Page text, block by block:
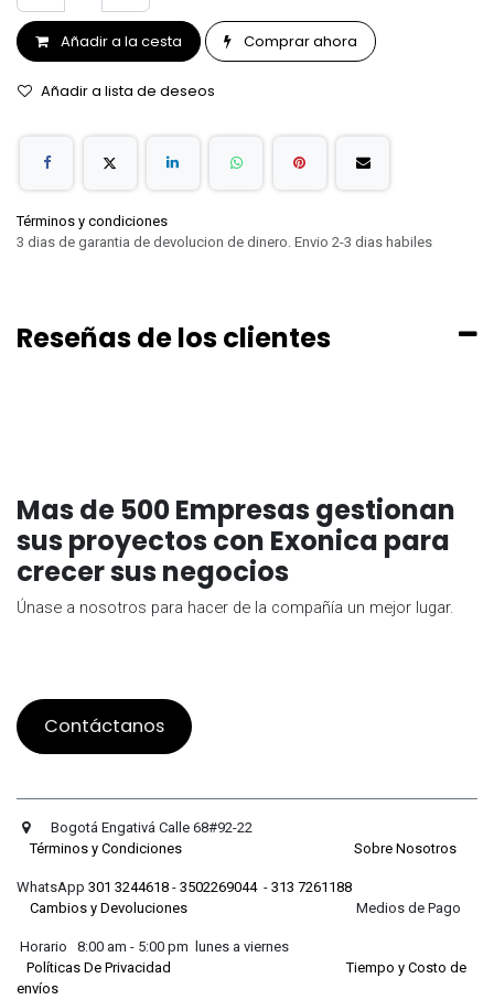
Añadir a la cesta Comprar ahora
Añadir a lista de deseos
Términos y condiciones
3 dias de garantia de devolucion de dinero. Envio 2-3 dias habiles
Reseñas de los clientes
Mas de 500 Empresas gestionan
sus proyectos con Exonica para
crecer sus negocios
Únase a nosotros para hacer de la compañía un mejor lugar.
Contáctanos
Bogotá Engativá Calle 68#92-22
Términos y Condiciones
Sobre Nosotros
WhatsApp 301 3244618 - 3502269044- 313 7261188
Cambios y Devoluciones Medios de Pago
Horario 8:00 am - 5:00 pm lunes a viernes
Políticas De Privacidad
Tiempo y Costo de
envíos